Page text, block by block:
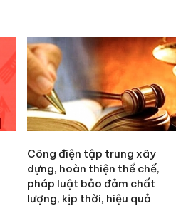
Công điện tập trung xây
dựng, hoàn thiện thể chế,
pháp luật bảo đảm chất
lượng, kịp thời, hiệu quả